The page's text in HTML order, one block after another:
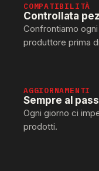
COMPATIBILITÀ
Controllata
Confrontiamo
produttore prima
AGGIORNAMENTI
Sempre al
Ogni giorno ci
prodotti.